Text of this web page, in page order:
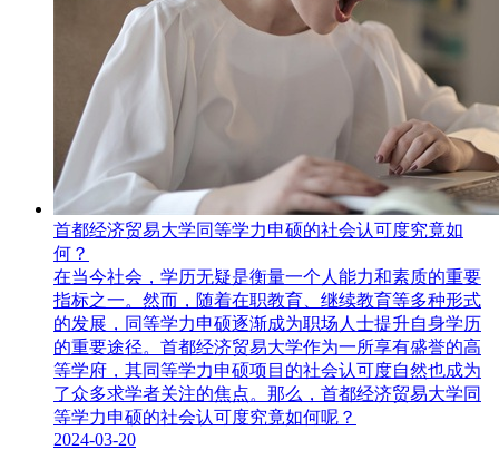
首都经济贸易大学同等学力申硕的社会认可度究竟如
何？
​在当今社会，学历无疑是衡量一个人能力和素质的重要
指标之一。然而，随着在职教育、继续教育等多种形式
的发展，同等学力申硕逐渐成为职场人士提升自身学历
的重要途径。首都经济贸易大学作为一所享有盛誉的高
等学府，其同等学力申硕项目的社会认可度自然也成为
了众多求学者关注的焦点。那么，首都经济贸易大学同
等学力申硕的社会认可度究竟如何呢？
2024-03-20